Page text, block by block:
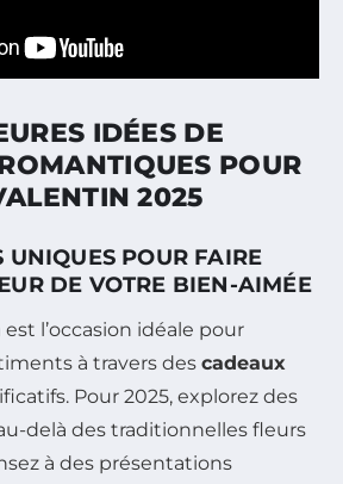
IDÉES DE
POUR
2025
UNIQUES POUR FAIRE
DE VOTRE BIEN-AIMÉE
est l’occasion idéale pour
à travers des cadeaux
Pour 2025, explorez des
delà des traditionnelles fleurs
à des présentations